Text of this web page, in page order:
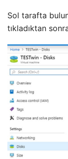
Sol tarafta
tıkladıktan